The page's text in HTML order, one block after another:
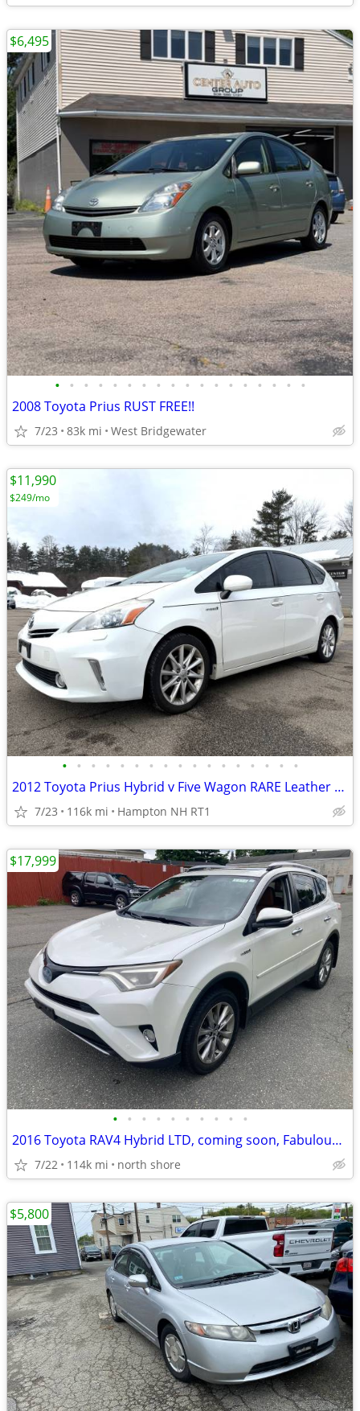
• • • • • • • • • • • • • • • • • •
2008 Toyota Prius RUST FREE!!
7/23 83k mi West Bridgewater
$6,495
• • • • • • • • • • • • • • • • •
2012 Toyota Prius Hybrid v Five Wagon RARE Leather Clean No Rust
7/23 116k mi Hampton NH RT1
$11,990
$249/mo
• • • • • • • • • •
2016 Toyota RAV4 Hybrid LTD, coming soon, Fabulous Cond. call 1ST
7/22 114k mi north shore
$17,999
$5,800